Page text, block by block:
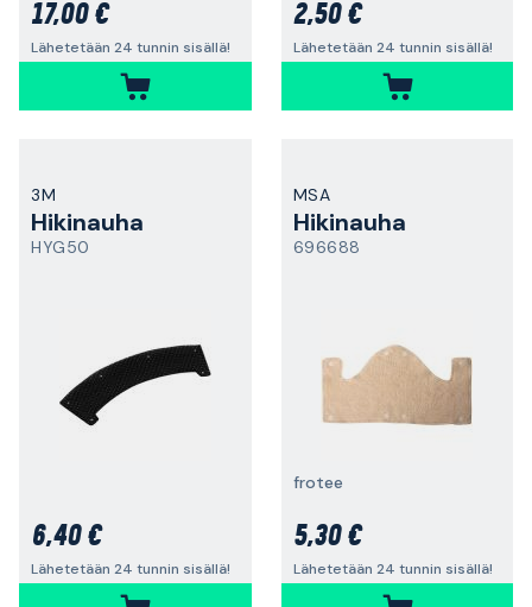
17,00 €
Lähetetään 24 tunnin sisällä!
2,50 €
Lähetetään 24 tunnin sisällä!
3M
Hikinauha
HYG50
6,40 €
Lähetetään 24 tunnin sisällä!
MSA
Hikinauha
696688
frotee
5,30 €
Lähetetään 24 tunnin sisällä!